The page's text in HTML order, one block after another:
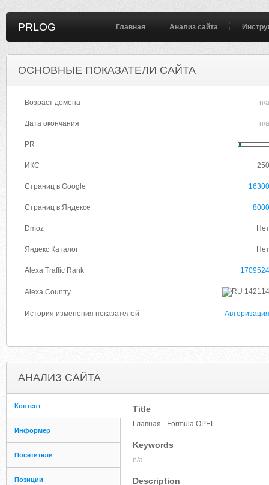
PRLOG Главная Анализ сайта
ОСНОВНЫЕ ПОКАЗАТЕЛИ САЙТА
Возраст домена n/a
Дата окончания n/a
PR
ИКС 250
Страниц в Google 16300
Страниц в Яндексе 8000
Dmoz Нет
Яндекс Каталог Нет
Alexa Traffic Rank 1709524
Alexa Country 142114
История изменения показателей Авторизация
АНАЛИЗ САЙТА
Контент
Информер
Посетители
Позиции
Title
Главная - Formula OPEL
Keywords
n/a
Description